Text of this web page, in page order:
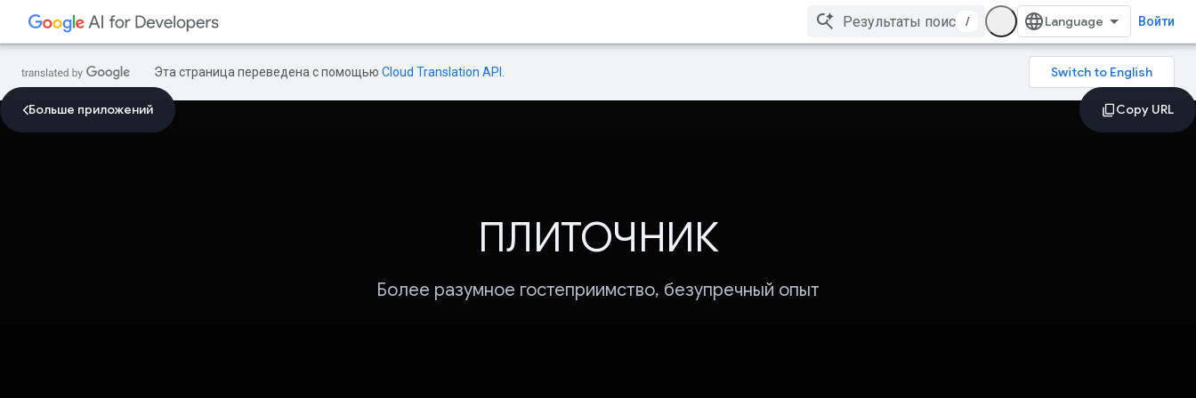
/ Войти
Эта страница переведена с помощью Cloud Translation API
Больше приложений
ПЛИТОЧНИК
Более разумное гостеприимство, безупречный опыт